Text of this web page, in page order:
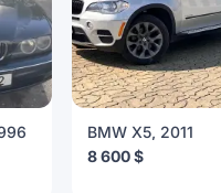
BMW X5, 2011
8 600 $